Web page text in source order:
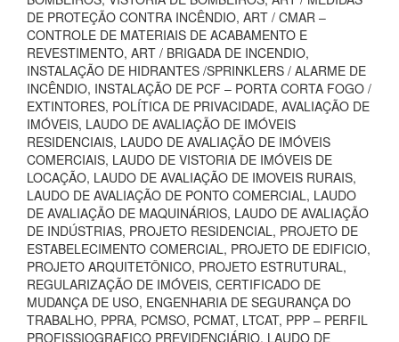
DE PROTEÇÃO CONTRA INCÊNDIO, ART / CMAR –
CONTROLE DE MATERIAIS DE ACABAMENTO E
REVESTIMENTO, ART / BRIGADA DE INCENDIO,
INSTALAÇÃO DE HIDRANTES /SPRINKLERS / ALARME DE
INCÊNDIO, INSTALAÇÃO DE PCF – PORTA CORTA FOGO /
EXTINTORES, POLÍTICA DE PRIVACIDADE, AVALIAÇÃO DE
IMÓVEIS, LAUDO DE AVALIAÇÃO DE IMÓVEIS
RESIDENCIAIS, LAUDO DE AVALIAÇÃO DE IMÓVEIS
COMERCIAIS, LAUDO DE VISTORIA DE IMÓVEIS DE
LOCAÇÃO, LAUDO DE AVALIAÇÃO DE IMOVEIS RURAIS,
LAUDO DE AVALIAÇÃO DE PONTO COMERCIAL, LAUDO
DE AVALIAÇÃO DE MAQUINÁRIOS, LAUDO DE AVALIAÇÃO
DE INDÚSTRIAS, PROJETO RESIDENCIAL, PROJETO DE
ESTABELECIMENTO COMERCIAL, PROJETO DE EDIFICIO,
PROJETO ARQUITETÔNICO, PROJETO ESTRUTURAL,
REGULARIZAÇÃO DE IMÓVEIS, CERTIFICADO DE
MUDANÇA DE USO, ENGENHARIA DE SEGURANÇA DO
TRABALHO, PPRA, PCMSO, PCMAT, LTCAT, PPP – PERFIL
PROFISSIOGRAFICO PREVIDENCIÁRIO, LAUDO DE